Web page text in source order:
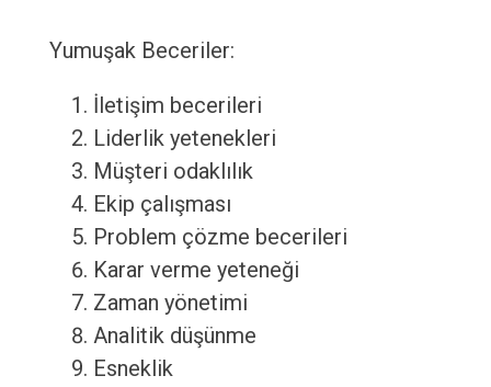
Yumuşak Beceriler:
İletişim becerileri
Liderlik yetenekleri
Müşteri odaklılık
Ekip çalışması
Problem çözme becerileri
Karar verme yeteneği
Zaman yönetimi
Analitik düşünme
Esneklik